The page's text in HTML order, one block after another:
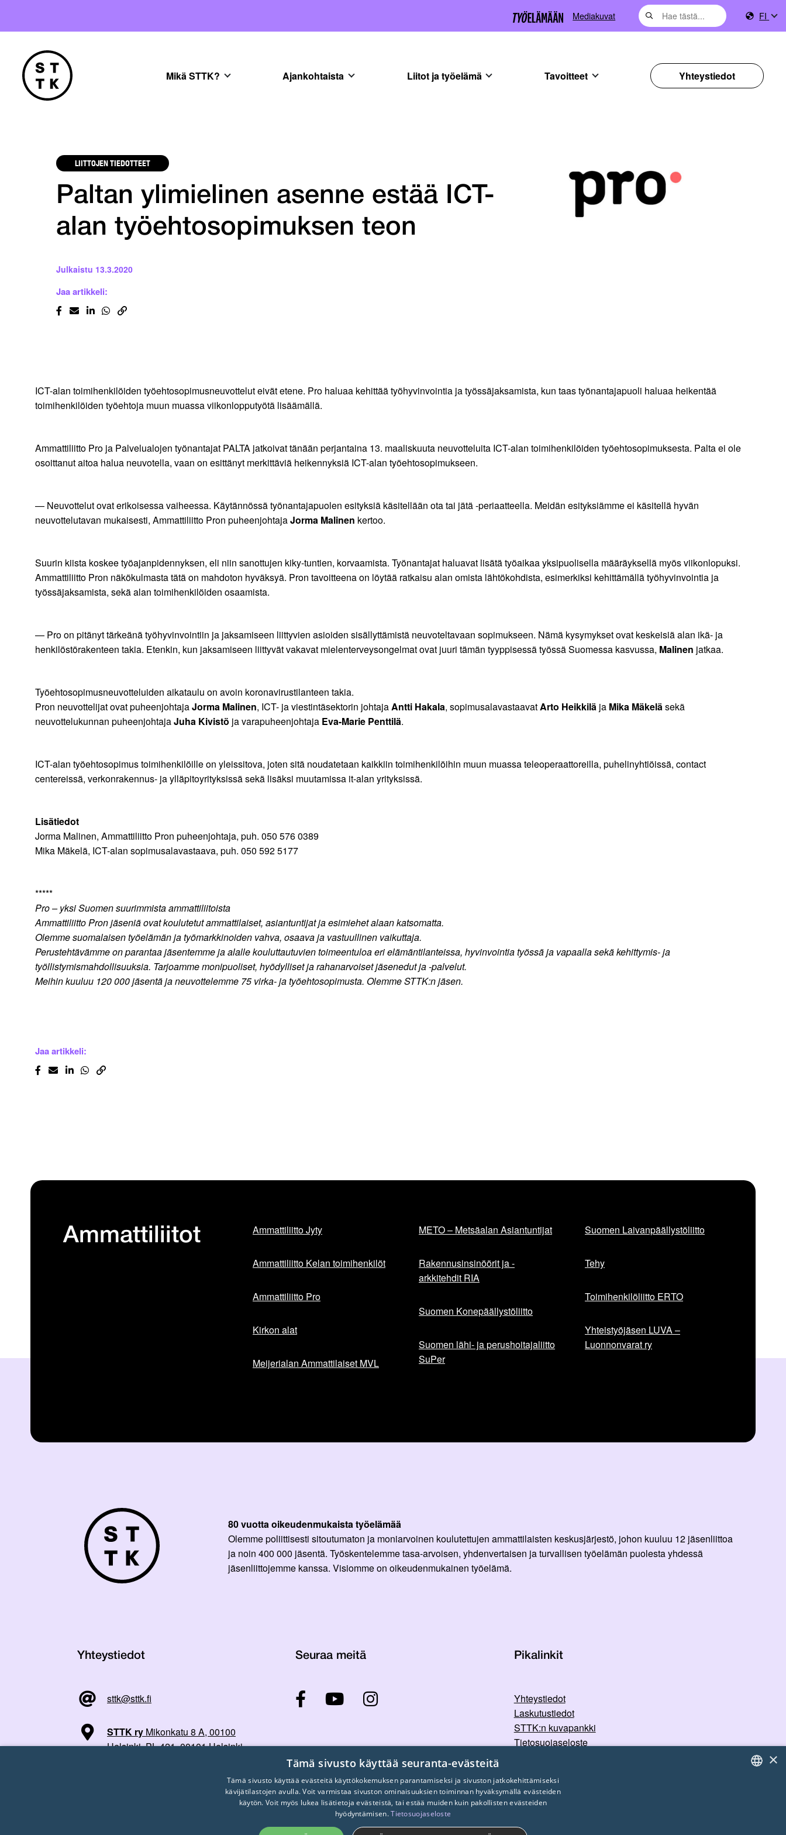
Mediakuvat FI
Mikä STTK? Ajankohtaista Liitot ja työelämä Tavoitteet Yhteystiedot
LIITTOJEN TIEDOTTEET
Paltan ylimielinen asenne estää ICT-
alan työehtosopimuksen teon
Julkaistu 13.3.2020
Jaa artikkeli:
ICT-alan toimihenkilöiden työehtosopimusneuvottelut eivät etene. Pro haluaa kehittää työhyvinvointia ja työssäjaksamista, kun taas työnantajapuoli haluaa heikentää
toimihenkilöiden työehtoja muun muassa viikonlopputyötä lisäämällä.
Ammattiliitto Pro ja Palvelualojen työnantajat PALTA jatkoivat tänään perjantaina 13. maaliskuuta neuvotteluita ICT-alan toimihenkilöiden työehtosopimuksesta. Palta ei ole
osoittanut aitoa halua neuvotella, vaan on esittänyt merkittäviä heikennyksiä ICT-alan työehtosopimukseen.
— Neuvottelut ovat erikoisessa vaiheessa. Käytännössä työnantajapuolen esityksiä käsitellään ota tai jätä -periaatteella. Meidän esityksiämme ei käsitellä hyvän
neuvottelutavan mukaisesti, Ammattiliitto Pron puheenjohtajaJorma Malinen kertoo.
Suurin kiista koskee työajanpidennyksen, eli niin sanottujen kiky-tuntien, korvaamista. Työnantajat haluavat lisätä työaikaa yksipuolisella määräyksellä myös viikonlopuksi.
Ammattiliitto Pron näkökulmasta tätä on mahdoton hyväksyä. Pron tavoitteena on löytää ratkaisu alan omista lähtökohdista, esimerkiksi kehittämällä työhyvinvointia ja
työssäjaksamista, sekä alan toimihenkilöiden osaamista.
— Pro on pitänyt tärkeänä työhyvinvointiin ja jaksamiseen liittyvien asioiden sisällyttämistä neuvoteltavaan sopimukseen. Nämä kysymykset ovat keskeisiä alan ikä- ja
henkilöstörakenteen takia. Etenkin, kun jaksamiseen liittyvät vakavat mielenterveysongelmat ovat juuri tämän tyyppisessä työssä Suomessa kasvussa, Malinen jatkaa.
Työehtosopimusneuvotteluiden aikataulu on avoin koronavirustilanteen takia.
Pron neuvottelijat ovat puheenjohtajaJorma Malinen, ICT- ja viestintäsektorin johtajaAntti Hakala, sopimusalavastaavatArto Heikkilä ja Mika Mäkeläsekä
neuvottelukunnan puheenjohtajaJuha Kivistö ja varapuheenjohtaja Eva-Marie Penttilä.
ICT-alan työehtosopimus toimihenkilöille on yleissitova, joten sitä noudatetaan kaikkiin toimihenkilöihin muun muassa teleoperaattoreilla, puhelinyhtiöissä, contact
centereissä, verkonrakennus- ja ylläpitoyrityksissä sekä lisäksi muutamissa it-alan yrityksissä.
Lisätiedot
Jorma Malinen, Ammattiliitto Pron puheenjohtaja, puh. 050 576 0389
Mika Mäkelä, ICT-alan sopimusalavastaava, puh. 050 592 5177
*****
Pro – yksi Suomen suurimmista ammattiliitoista
Ammattiliitto Pron jäseniä ovat koulutetut ammattilaiset, asiantuntijat ja esimiehet alaan katsomatta.
Olemme suomalaisen työelämän ja työmarkkinoiden vahva, osaava ja vastuullinen vaikuttaja.
Perustehtävämme on parantaa jäsentemme ja alalle kouluttautuvien toimeentuloa eri elämäntilanteissa, hyvinvointia työssä ja vapaalla sekä kehittymis- ja
työllistymismahdollisuuksia. Tarjoamme monipuoliset, hyödylliset ja rahanarvoiset jäsenedut ja -palvelut.
Meihin kuuluu 120 000 jäsentä ja neuvottelemme 75 virka- ja työehtosopimusta. Olemme STTK:n jäsen.
Jaa artikkeli:
Ammattiliitot Ammattiliitto Jyty
Ammattiliitto Kelan toimihenkilöt
Ammattiliitto Pro
Kirkon alat
Meijerialan Ammattilaiset MVL
METO – Metsäalan Asiantuntijat
Rakennusinsinöörit ja -
arkkitehdit RIA
Suomen Konepäällystöliitto
Suomen lähi- ja perushoitajaliitto
SuPer
Suomen Laivanpäällystöliitto
Tehy
Toimihenkilöliitto ERTO
Yhteistyöjäsen LUVA –
Luonnonvarat ry
80 vuotta oikeudenmukaista työelämää
Olemme poliittisesti sitoutumaton ja moniarvoinen koulutettujen ammattilaisten keskusjärjestö, johon kuuluu 12 jäsenliittoa
ja noin 400 000 jäsentä. Työskentelemme tasa-arvoisen, yhdenvertaisen ja turvallisen työelämän puolesta yhdessä
jäsenliittojemme kanssa. Visiomme on oikeudenmukainen työelämä.
Yhteystiedot
sttk@sttk.fi
STTK ry Mikonkatu 8 A, 00100
Helsinki, PL 421, 00101 Helsinki
Seuraa meitä Pikalinkit
Yhteystiedot
Laskutustiedot
STTK:n kuvapankki
Tietosuojaseloste
×
Tämä sivusto käyttää seuranta-evästeitä
Tämä sivusto käyttää evästeitä käyttökokemuksen parantamiseksi ja sivuston jatkokehittämiseksi
kävijätilastojen avulla. Voit varmistaa sivuston ominaisuuksien toiminnan hyväksymällä evästeiden
käytön. Voit myös lukea lisätietoja evästeistä, tai estää muiden kuin pakollisten evästeiden
hyödyntämisen.Tietosuojaseloste